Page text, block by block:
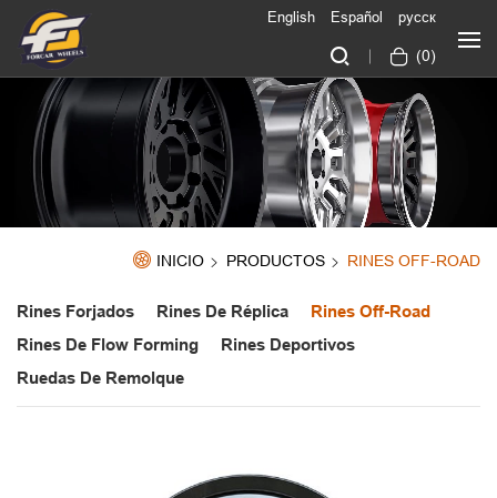
(0)
English Español русск
INICIO PRODUCTOS RINES OFF-ROAD
Rines Forjados Rines De Réplica
Rines Off-Road
Rines De Flow Forming
Rines Deportivos
Ruedas De Remolque